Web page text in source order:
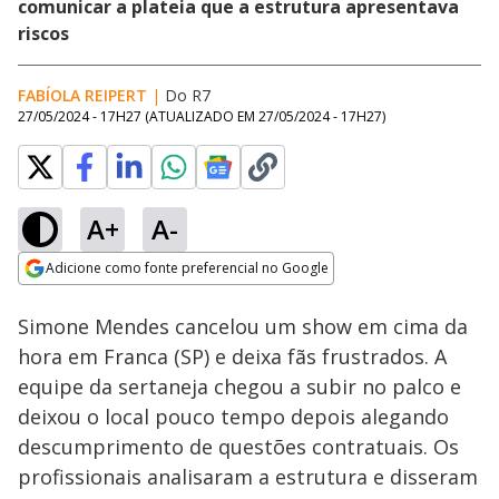
comunicar a plateia que a estrutura apresentava
riscos
FABÍOLA REIPERT | Do R7
27/05/2024 - 17H27 (ATUALIZADO EM 27/05/2024 - 17H27)
A+ A-
Adicione como fonte preferencial no Google
Ativar
Loaded:
40.87%
Simone Mendes cancelou um show em cima da
hora em Franca (SP) e deixa fãs frustrados. A
equipe da sertaneja chegou a subir no palco e
deixou o local pouco tempo depois alegando
descumprimento de questões contratuais. Os
profissionais analisaram a estrutura e disseram